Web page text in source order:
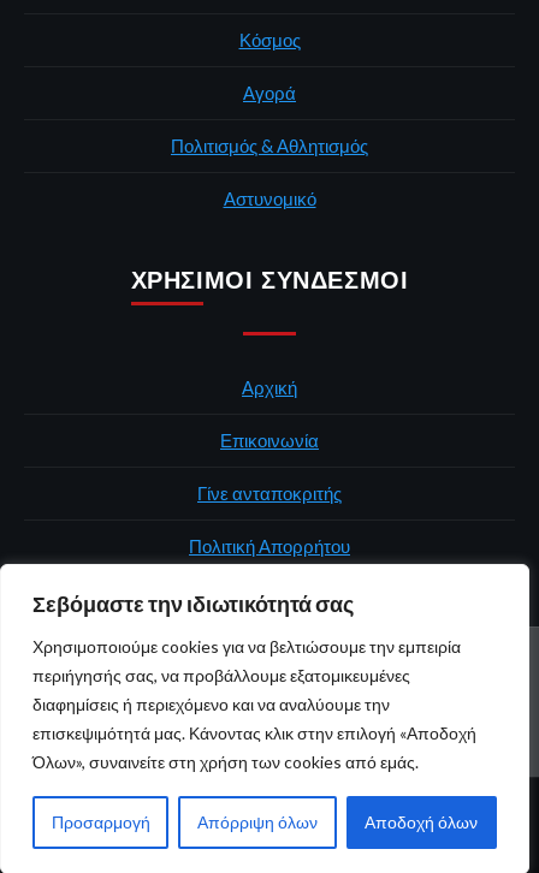
Σεβόμαστε την ιδιωτικότητά σας
Χρησιμοποιούμε cookies για να βελτιώσουμε την εμπειρία
περιήγησής σας, να προβάλλουμε εξατομικευμένες
διαφημίσεις ή περιεχόμενο και να αναλύουμε την
επισκεψιμότητά μας. Κάνοντας κλικ στην επιλογή «Αποδοχή
Όλων», συναινείτε στη χρήση των cookies από εμάς.
Προσαρμογή Απόρριψη όλων Αποδοχή όλων
Κόσμος
Αγορά
Πολιτισμός & Αθλητισμός
Αστυνομικό
ΧΡΉΣΙΜΟΙ ΣΎΝΔΕΣΜΟΙ
Αρχική
Επικοινωνία
Γίνε ανταποκριτής
Πολιτική Απορρήτου
ΑΡΧΙΚΉ ΠΟΛΙΤΙΚΉ ΕΛΛΆΔΑ ΚΌΣΜΟΣ
ΕΠΙΚΟΙΝΩΝΊΑ
© 2026 atticaonline.gr · Με επιφύλαξη παντός δικαιώματος ·